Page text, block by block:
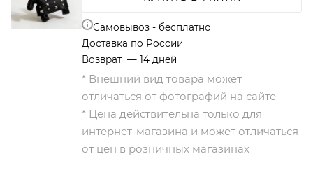
Самовывоз - бесплатно
Доставка по России
Возврат — 14 дней
* Внешний вид товара может
отличаться от фотографий на сайте
* Цена действительна только для
интернет-магазина и может отличаться
от цен в розничных магазинах